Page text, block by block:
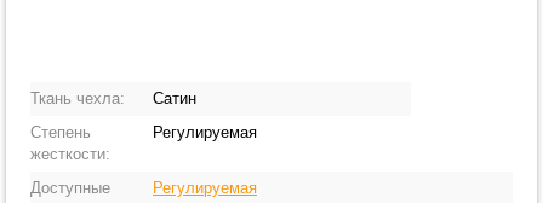
Ткань чехла:
Сатин
Степень
жесткости:
Регулируемая
Доступные
Регулируемая